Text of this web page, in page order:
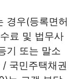
경우(등록면허
료 및 법무사
기 또는 말소
국민주택채권